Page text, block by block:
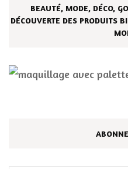
BEAUTÉ, MODE, DÉCO,
DÉCOUVERTE DES PRODUITS